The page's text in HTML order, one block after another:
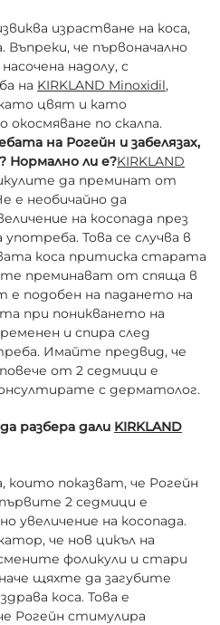
израстване на коса,
че първоначално
надолу, с
на KIRKLAND Minoxidil,
цвят и като
по скалпа.
на Рогейн и забелязах,
Нормално ли е?KIRKLAND
да преминат от
е необичайно да
на косопада през
Това се случва в
коса притиска старата
преминават от спяща в
подобен на падането на
при поникването на
и спира след
Имайте предвид, че
от 2 седмици е
с дерматолог.
разбера дали KIRKLAND
които показват, че Рогейн
2 седмици е
увеличение на косопада.
че нов цикъл на
фоликули и стари
щяхте да загубите
коса. Това е
Рогейн стимулира